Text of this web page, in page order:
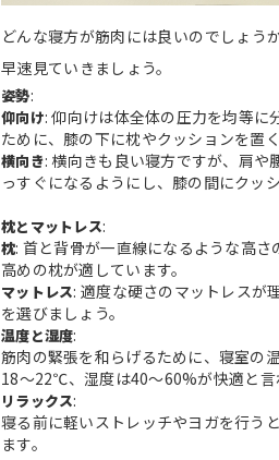
どんな寝方が筋肉には良いのでしょう
早速見ていきましょう。
姿勢:
仰向け: 仰向けは体全体の圧力を均等
ために、膝の下に枕やクッションを置
横向き: 横向きも良い寝方ですが、肩
っすぐになるようにし、膝の間にクッ
枕とマットレス:
枕: 首と背骨が一直線になるような高
高めの枕が適しています。
マットレス: 適度な硬さのマットレスが
を選びましょう。
温度と湿度:
筋肉の緊張を和らげるために、寝室の
18～22℃、湿度は40～60%が快適と言
リラックス:
寝る前に軽いストレッチやヨガを行う
ます。